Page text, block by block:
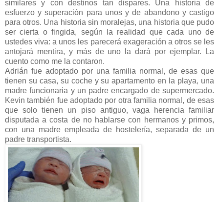
similares y con destinos tan dispares. Una historia de
esfuerzo y superación para unos y de abandono y castigo
para otros. Una historia sin moralejas, una historia que pudo
ser cierta o fingida, según la realidad que cada uno de
ustedes viva: a unos les parecerá exageración a otros se les
antojará mentira, y más de uno la dará por ejemplar. La
cuento como me la contaron.
Adrián fue adoptado por una familia normal, de esas que
tienen su casa, su coche y su apartamento en la playa, una
madre funcionaria y un padre encargado de supermercado.
Kevin también fue adoptado por otra familia normal, de esas
que solo tienen un piso antiguo, vaga herencia familiar
disputada a costa de no hablarse con hermanos y primos,
con una madre empleada de hostelería, separada de un
padre transportista.